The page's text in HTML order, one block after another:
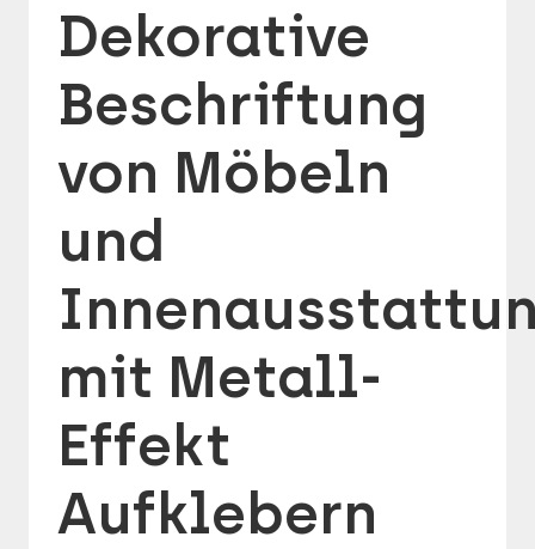
Dekorative
Beschriftung
von Möbeln
und
mit Metall-
Effekt
Aufklebern